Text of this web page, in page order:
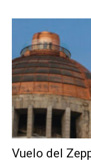
Vuelo del